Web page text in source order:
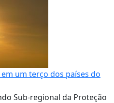
um terço dos países do
Sub-regional da Proteção